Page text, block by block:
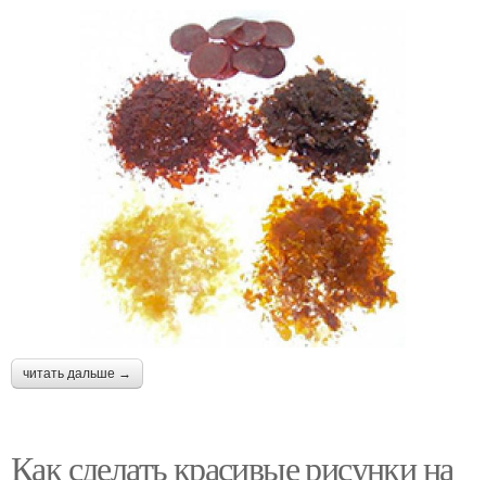
читать дальше →
Как сделать красивые рисунки на